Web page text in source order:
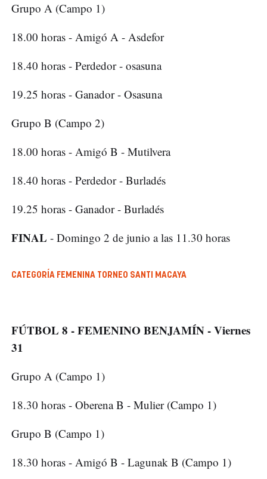
Grupo A (Campo 1)
18.00 horas - Amigó A - Asdefor
18.40 horas - Perdedor - osasuna
19.25 horas - Ganador - Osasuna
Grupo B (Campo 2)
18.00 horas - Amigó B - Mutilvera
18.40 horas - Perdedor - Burladés
19.25 horas - Ganador - Burladés
FINAL - Domingo 2 de junio a las 11.30 horas
CATEGORÍA FEMENINA TORNEO SANTI MACAYA
FÚTBOL 8 - FEMENINO BENJAMÍN - Viernes
31
Grupo A (Campo 1)
18.30 horas - Oberena B - Mulier (Campo 1)
Grupo B (Campo 1)
18.30 horas - Amigó B - Lagunak B (Campo 1)